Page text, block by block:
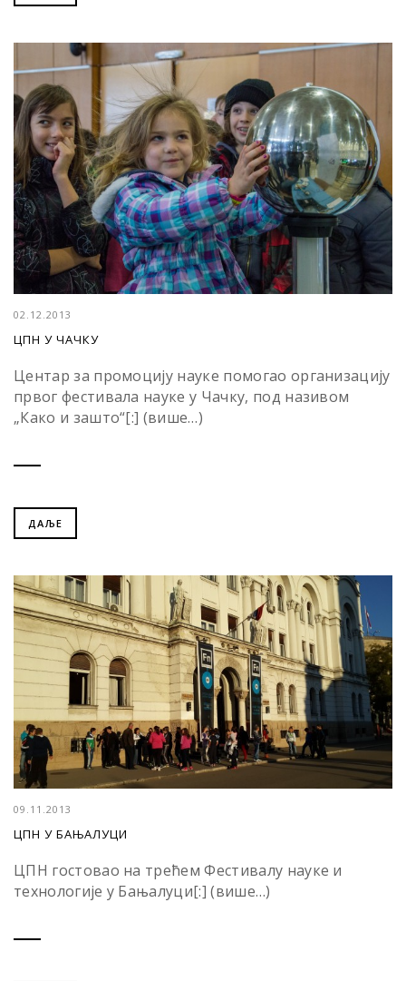
02.12.2013
ЦПН У ЧАЧКУ
Центар за промоциjу науке помогао организацију
првог фестивала науке у Чачку, под називом
„Како и зашто“[:] (више…)
ДАЉЕ
09.11.2013
ЦПН У БАЊАЛУЦИ
ЦПН гостовао на трећем Фестивалу науке и
технологије у Бањалуци[:] (више…)